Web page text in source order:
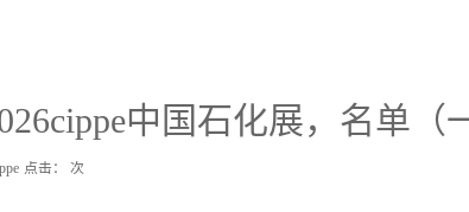
中国石化展，名单（
点击： 次